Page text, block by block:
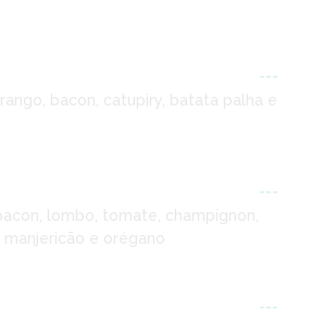
---
bacon, catupiry, batata palha e
---
lombo, tomate, champignon,
manjericão e orégano
---